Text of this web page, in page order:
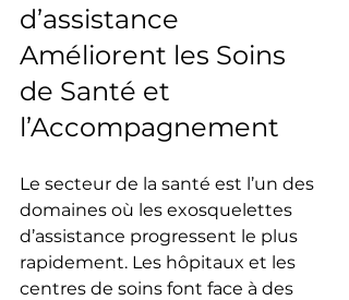
d’assistance
Améliorent les Soins
de Santé et
l’Accompagnement
Le secteur de la santé est l’un des
domaines où les exosquelettes
d’assistance progressent le plus
rapidement. Les hôpitaux et les
centres de soins font face à des